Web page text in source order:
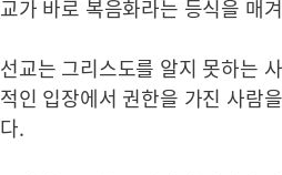
교가 바로 복음화라는 등식을 매
선교는 그리스도를 알지 못하는
적인 입장에서 권한을 가진 사람
다.